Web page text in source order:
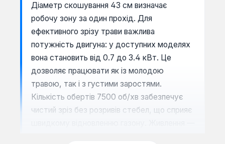
Діаметр скошування 43 см визначає
робочу зону за один прохід. Для
ефективного зрізу трави важлива
потужність двигуна: у доступних моделях
вона становить від 0.7 до 3.4 кВт. Це
дозволяє працювати як із молодою
травою, так і з густими заростями.
Кількість обертів 7500 об/хв забезпечує
чистий зріз без розривів стебел, що сприяє